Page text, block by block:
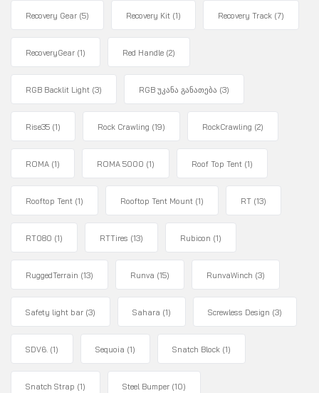
Recovery Gear (5) Recovery Kit (1) Recovery Track (7)
RecoveryGear (1) Red Handle (2)
RGB Backlit Light (3) RGB უკანა განათება (3)
Rise35 (1) Rock Crawling (19) RockCrawling (2)
ROMA (1) ROMA 5000 (1) Roof Top Tent (1)
Rooftop Tent (1) Rooftop Tent Mount (1) RT (13)
RT080 (1) RTTires (13) Rubicon (1)
RuggedTerrain (13) Runva (15) RunvaWinch (3)
Safety light bar (3) Sahara (1) Screwless Design (3)
SDV6. (1) Sequoia (1) Snatch Block (1)
Snatch Strap (1) Steel Bumper (10)